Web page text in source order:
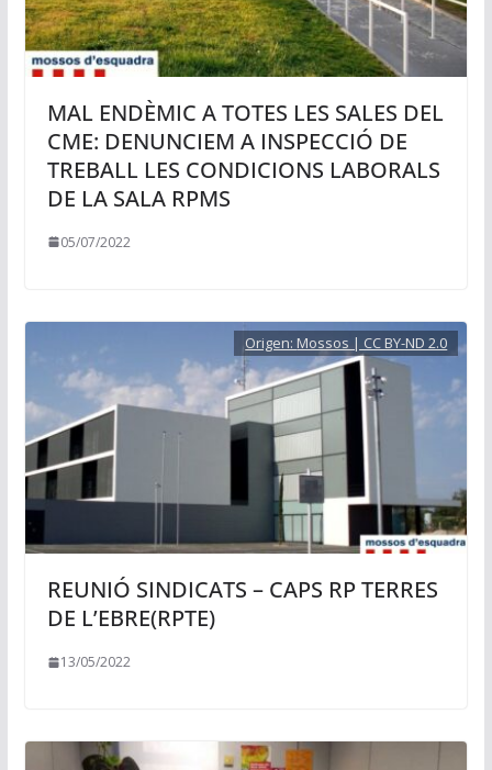
MAL ENDÈMIC A TOTES LES SALES DEL
CME: DENUNCIEM A INSPECCIÓ DE
TREBALL LES CONDICIONS LABORALS
DE LA SALA RPMS
05/07/2022
Origen:Mossos | CC BY-ND 2.0
REUNIÓ SINDICATS – CAPS RP TERRES
DE L’EBRE(RPTE)
13/05/2022